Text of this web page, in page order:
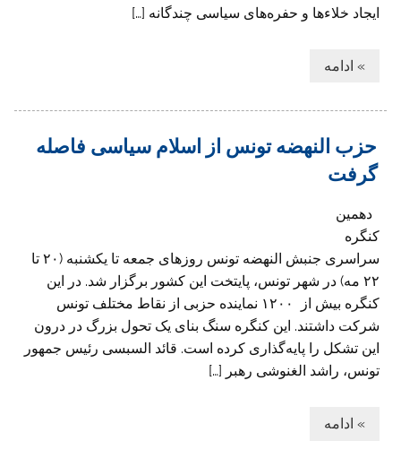
ایجاد خلاءها و حفره‌های سیاسی چندگانه […]
» ادامه
حزب النهضه تونس از اسلام سیاسی فاصله
گرفت
دهمین
کنگره
سراسری جنبش النهضه تونس روزهای جمعه تا یکشنبه (۲۰ تا
۲۲ مه) در شهر تونس، پایتخت این کشور برگزار شد. در این
کنگره بیش از ۱۲۰۰ نماینده حزبی از نقاط مختلف تونس
شرکت داشتند. این کنگره سنگ بنای یک تحول بزرگ در درون
این تشکل را پایه‌گذاری کرده است. قائد السبسی رئیس جمهور
تونس، راشد الغنوشی رهبر […]
» ادامه